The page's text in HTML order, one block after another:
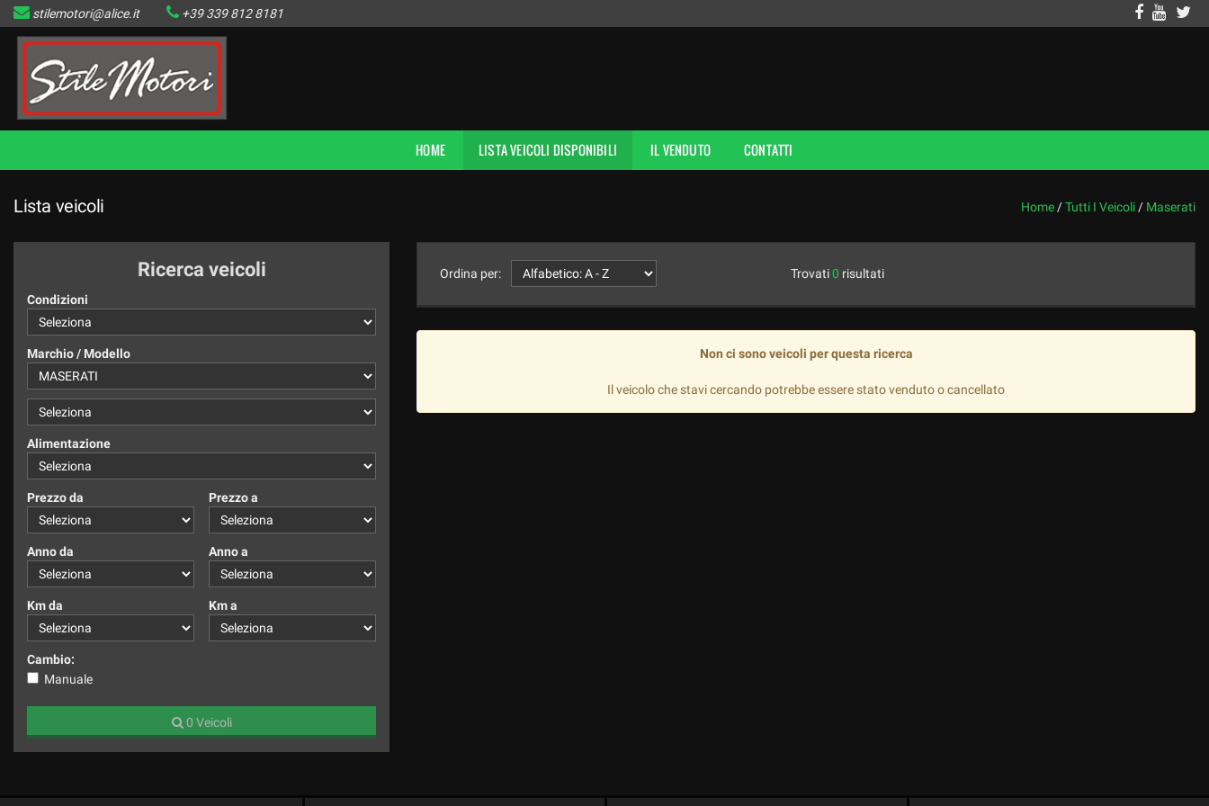
HOME
LISTA VEICOLI DISPONIBILI
IL VENDUTO
stilemotori@alice.it +39 339 812 8181
HOME LISTA VEICOLI DISPONIBILI IL VENDUTO CONTATTI
Lista veicoli Home /Tutti I Veicoli / Maserati
Ricerca veicoli
Condizioni
Marchio / Modello
Alimentazione
Prezzo da Prezzo a
Anno da Anno a
Km da Km a
Cambio:
Manuale
0 Veicoli
Ordina per: Trovati0 risultati
Non ci sono veicoli per questa ricerca
Il veicolo che stavi cercando potrebbe essere stato venduto o cancellato